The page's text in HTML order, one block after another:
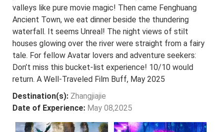
valleys like pure movie magic! Then came Fenghuang
Ancient Town, we eat dinner beside the thundering
waterfall. It seems Unreal! The night views of stilt
houses glowing over the river were straight from a fairy
tale. For fellow Avatar lovers and adventure seekers:
Don’t miss this bucket-list experience! 10/10 would
return. A Well-Traveled Film Buff, May 2025
Destination(s): Zhangjiajie
Date of Experience: May 08,2025